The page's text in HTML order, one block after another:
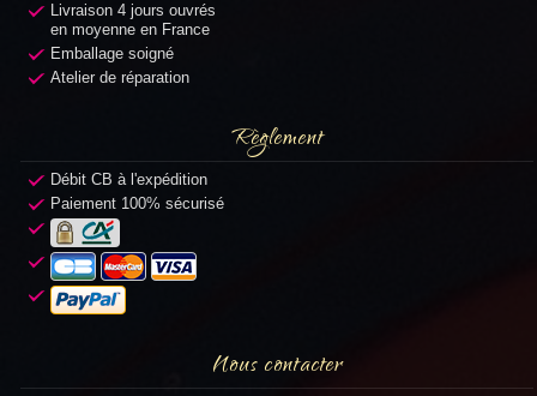
Livraison 4 jours ouvrés
en moyenne en France
Emballage soigné
Atelier de réparation
Règlement
Débit CB à l'expédition
Paiement 100% sécurisé
Nous contacter